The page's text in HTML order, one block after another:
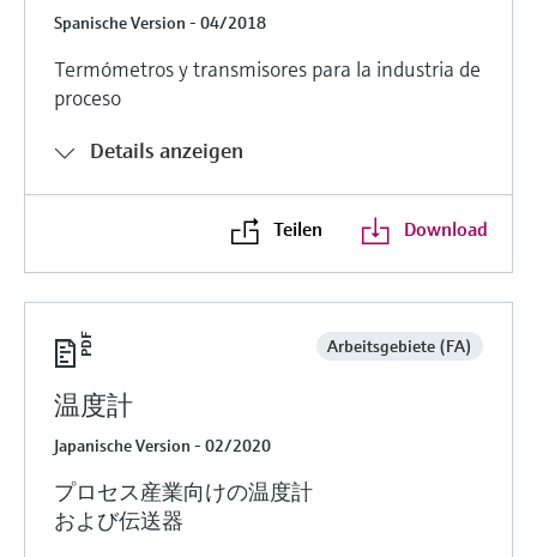
Spanische Version - 04/2018
Termómetros y transmisores para la industria de
proceso
Details anzeigen
Teilen Download
Arbeitsgebiete (FA)
温度計
Japanische Version - 02/2020
プロセス産業向けの温度計
および伝送器